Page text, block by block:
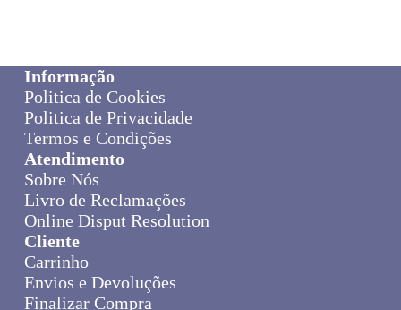
Informação
Politica de Cookies
Politica de Privacidade
Termos e Condições
Atendimento
Sobre Nós
Livro de Reclamações
Online Disput Resolution
Cliente
Carrinho
Envios e Devoluções
Finalizar Compra